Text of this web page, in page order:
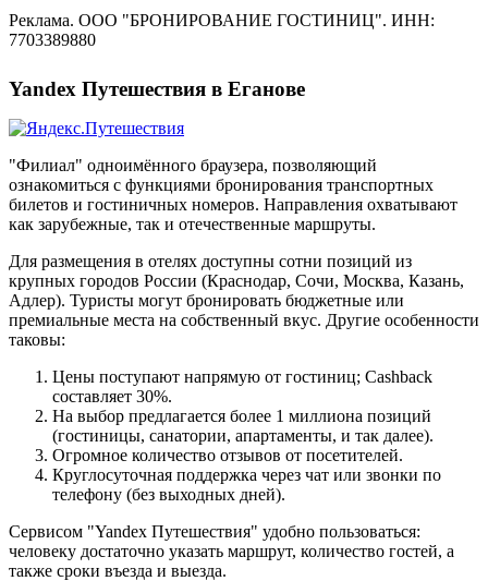
Реклама. ООО "БРОНИРОВАНИЕ ГОСТИНИЦ". ИНН:
7703389880
Yandex Путешествия в Еганове
"Филиал" одноимённого браузера, позволяющий
ознакомиться с функциями бронирования транспортных
билетов и гостиничных номеров. Направления охватывают
как зарубежные, так и отечественные маршруты.
Для размещения в отелях доступны сотни позиций из
крупных городов России (Краснодар, Сочи, Москва, Казань,
Адлер). Туристы могут бронировать бюджетные или
премиальные места на собственный вкус. Другие особенности
таковы:
Цены поступают напрямую от гостиниц; Cashback
составляет 30%.
На выбор предлагается более 1 миллиона позиций
(гостиницы, санатории, апартаменты, и так далее).
Огромное количество отзывов от посетителей.
Круглосуточная поддержка через чат или звонки по
телефону (без выходных дней).
Сервисом "Yandex Путешествия" удобно пользоваться:
человеку достаточно указать маршрут, количество гостей, а
также сроки въезда и выезда.